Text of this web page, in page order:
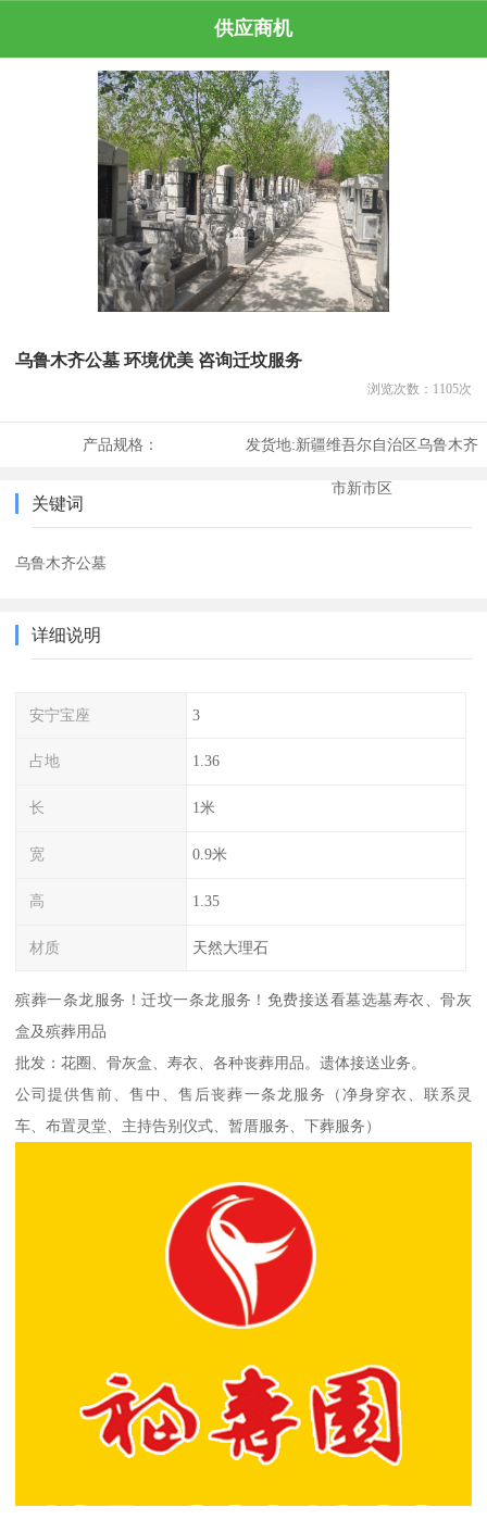
供应商机
乌鲁木齐公墓 环境优美 咨询迁坟服务
浏览次数： 1105次
产品规格： 发货地:新疆维吾尔自治区乌鲁木齐
市新市区
关键词
乌鲁木齐公墓
详细说明
安宁宝座 3
占地 1.36
长 1米
宽 0.9米
高 1.35
材质 天然大理石
殡葬一条龙服务！迁坟一条龙服务！免费接送看墓选墓寿衣、骨灰
盒及殡葬用品
批发：花圈、骨灰盒、寿衣、各种丧葬用品。遗体接送业务。
公司提供售前、售中、售后丧葬一条龙服务（净身穿衣、联系灵
车、布置灵堂、主持告别仪式、暂厝服务、下葬服务）